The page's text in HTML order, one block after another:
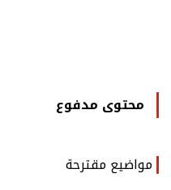
محتوى مدفوع
مواضيع مقترحة